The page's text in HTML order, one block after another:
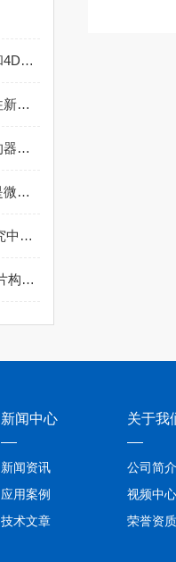
点成干货 | 利用肠道芯片和4D成像了解病原体入侵
点成干货 | 器官芯片：通往新治疗方式的道路
点成分享 | 什么是芯片上的器官？
点成分享 | 一文读懂什么是微流控芯片
微流控芯片在生物医学研究中的应用
点成案例|BE-Transflow芯片构建上皮模型用于渗透性研究
新闻中心
新闻资讯
应用案例
技术文章
关于我
公司简介
视频中心
荣誉资质